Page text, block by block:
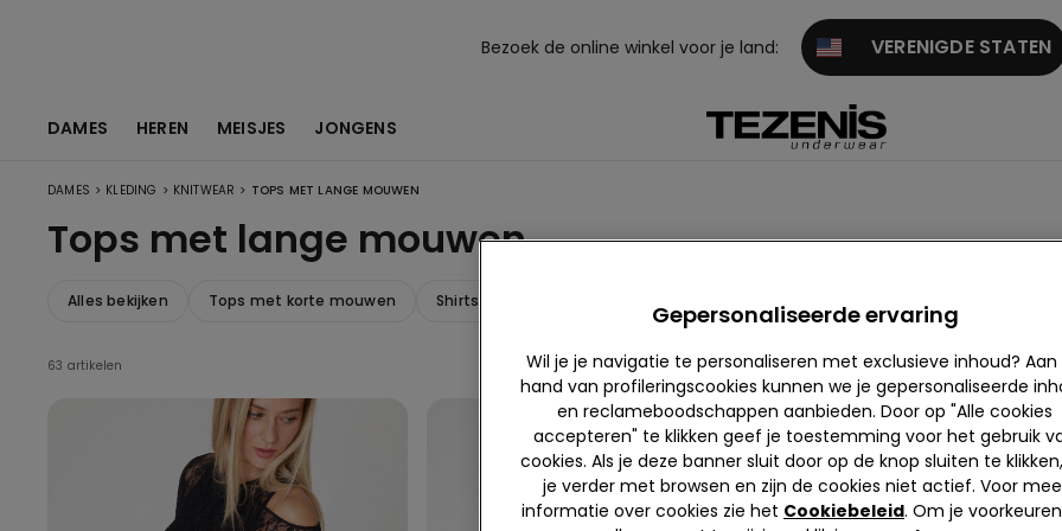
Bezoek de online winkel voor je land: VERENIGDE STATEN
DAMES HEREN MEISJES JONGENS
DAMES > KLEDING > KNITWEAR > TOPS MET LANGE MOUWEN
Tops met lange mouwen
Alles bekijken Tops met korte mouwen Shirts en tanktops met ingebouwde bh
63 artikelen
Gepersonaliseerde ervaring
Wil je je navigatie te personaliseren met exclusieve inhoud? Aan
hand van profileringscookies kunnen we je gepersonaliseerde
en reclameboodschappen aanbieden. Door op "Alle cookies
accepteren" te klikken geef je toestemming voor het gebruik
cookies. Als je deze banner sluit door op de knop sluiten te
je verder met browsen en zijn de cookies niet actief. Voor
informatie over cookies zie het Cookiebeleid. Om je